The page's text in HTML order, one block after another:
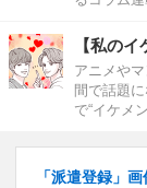
【私のイ
アニメや
間で話題
で“イケメ
「派遣登録」